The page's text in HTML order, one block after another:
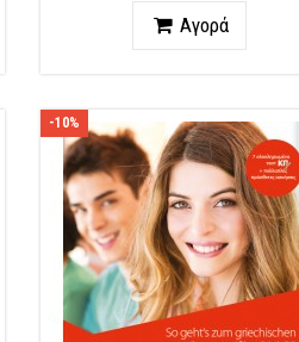
ΠοσότηταΑγορά
-10%